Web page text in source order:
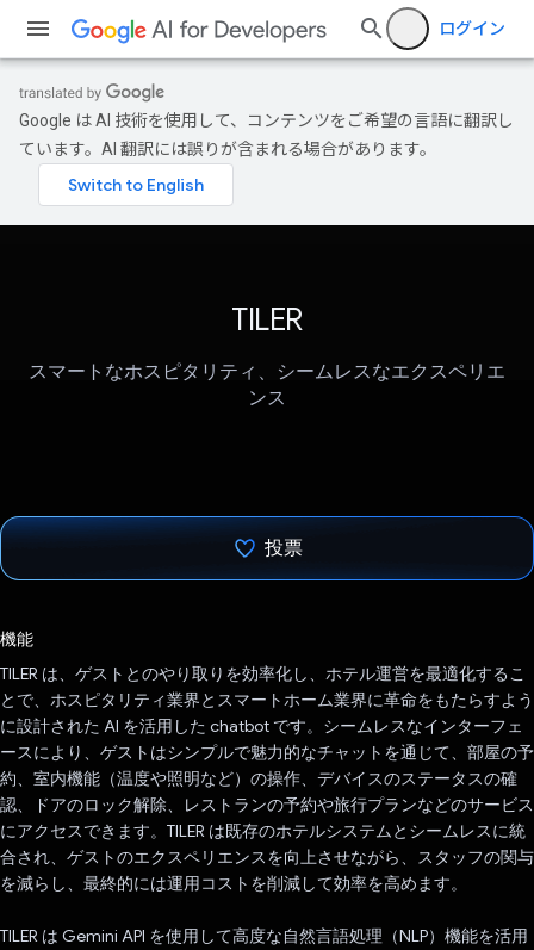
ログイン
Google は AI 技術を使用して、コンテンツをご希望の言語に翻訳し
ています。AI 翻訳には誤りが含まれる場合があります。
TILER
スマートなホスピタリティ、シームレスなエクスペリエ
ンス
投票
機能
TILER は、ゲストとのやり取りを効率化し、ホテル運営を最適化するこ
とで、ホスピタリティ業界とスマートホーム業界に革命をもたらすよう
に設計された AI を活用した chatbot です。シームレスなインターフェ
ースにより、ゲストはシンプルで魅力的なチャットを通じて、部屋の予
約、室内機能（温度や照明など）の操作、デバイスのステータスの確
認、ドアのロック解除、レストランの予約や旅行プランなどのサービス
にアクセスできます。TILER は既存のホテルシステムとシームレスに統
合され、ゲストのエクスペリエンスを向上させながら、スタッフの関与
を減らし、最終的には運用コストを削減して効率を高めます。
TILER は Gemini API を使用して高度な自然言語処理（NLP）機能を活用